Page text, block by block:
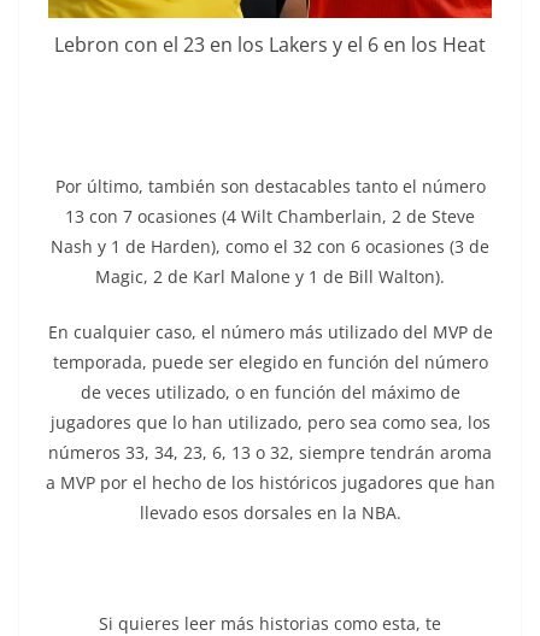
Lebron con el 23 en los Lakers y el 6 en los Heat
Por último, también son destacables tanto el número
13 con 7 ocasiones (4 Wilt Chamberlain, 2 de Steve
Nash y 1 de Harden), como el 32 con 6 ocasiones (3 de
Magic, 2 de Karl Malone y 1 de Bill Walton).
En cualquier caso, el número más utilizado del MVP de
temporada, puede ser elegido en función del número
de veces utilizado, o en función del máximo de
jugadores que lo han utilizado, pero sea como sea, los
números 33, 34, 23, 6, 13 o 32, siempre tendrán aroma
a MVP por el hecho de los históricos jugadores que han
llevado esos dorsales en la NBA.
Si quieres leer más historias como esta, te